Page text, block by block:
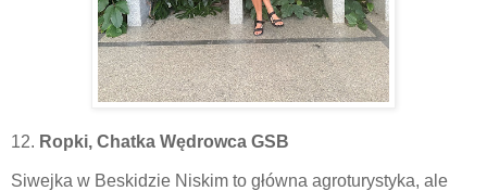
12. Ropki, Chatka Wędrowca GSB
Siwejka w Beskidzie Niskim to główna agroturystyka, ale